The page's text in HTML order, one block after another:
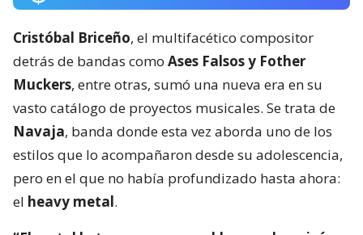
Cristóbal Briceño, el multifacético compositor
detrás de bandas como Ases Falsos y Fother
Muckers, entre otras, sumó una nueva era en su
vasto catálogo de proyectos musicales. Se trata de
Navaja, banda donde esta vez aborda uno de los
estilos que lo acompañaron desde su adolescencia,
pero en el que no había profundizado hasta ahora:
el heavy metal.